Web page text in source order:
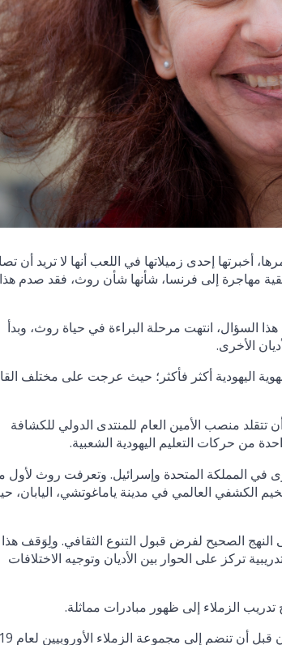
أخبرتها إحدى زميلاتها في اللعب أنها لا تريد أن
مهاجرة إلى فرنسا، شأنها شأن روث، فقد صدم هذا
السؤال، انتهت مرحلة البراءة في حياة روث، وبدأ
الأخرى.
اليهودية أكثر فأكثر؛ حيث عرجت على مختلف
منصب الأمين العام للمنتدى الدولي للكشافة
من حركات التعليم اليهودية الشعبية.
المملكة المتحدة وإسرائيل. وتعرفت روث لأول
عام 2015، إبَّانَ مشاركتها في المخيم الكشفي العالمي في مدينة ياماغوتشي،
الصحيح لفرض قبول التنوع الثقافي. ولِوَقف هذا
تركز على الحوار بين الأديان وتوجيه الاختلافات
الزملاء إلى ظهور مبادرات مماثلة.